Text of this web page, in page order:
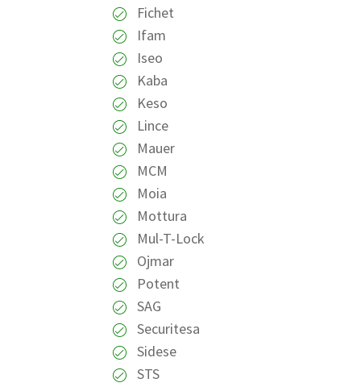
Fichet
Ifam
Iseo
Kaba
Keso
Lince
Mauer
MCM
Moia
Mottura
Mul-T-Lock
Ojmar
Potent
SAG
Securitesa
Sidese
STS